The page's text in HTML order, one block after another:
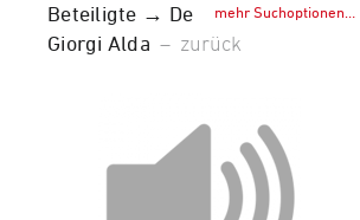
mehr Suchoptionen…
Beteiligte → De
Giorgi Alda – zurück